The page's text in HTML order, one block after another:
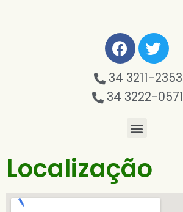
34 3211-2353
34 3222-0571
Localização